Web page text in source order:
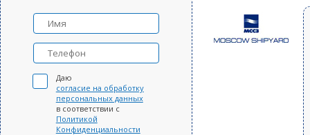
Даю
согласие на обработку
персональных данных
в соответствии с
Политикой
Конфиденциальности